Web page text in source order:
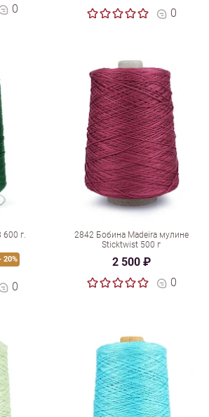
0
0
г.
20%
0
2842 Бобина Madeira мулине
Sticktwist 500 г
2 500 ₽
0